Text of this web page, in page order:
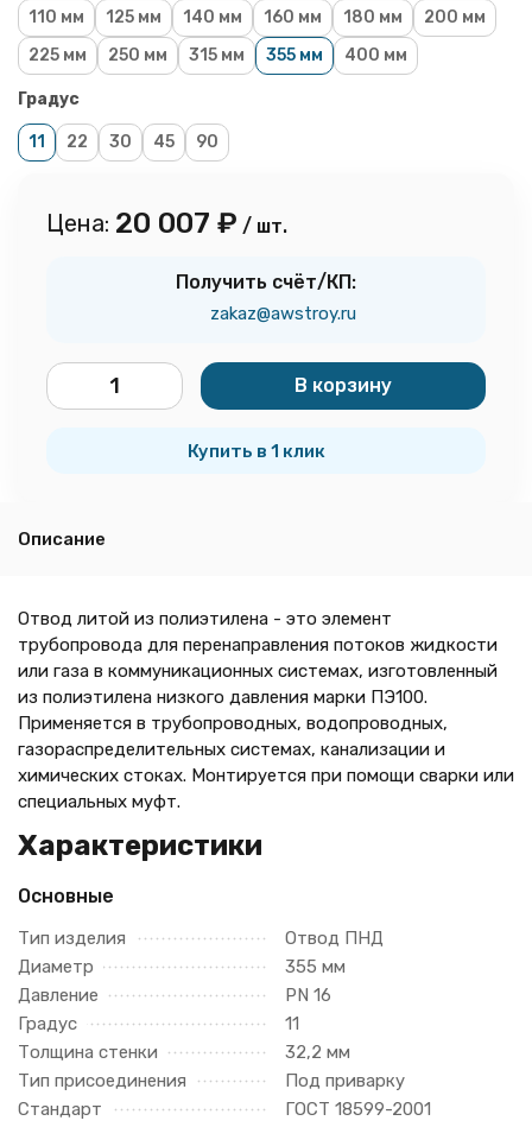
110 мм 125 мм 140 мм 160 мм 180 мм
200 мм
225 мм
250 мм 315 мм 355 мм 400 мм
Градус
11 22 30 45 90
Цена: 20 007 ₽ / шт.
Получить счёт/КП:
zakaz@awstroy.ru
В корзину
Купить в 1 клик
Описание
Отвод литой из полиэтилена - это элемент
трубопровода для перенаправления потоков жидкости
или газа в коммуникационных системах, изготовленный
из полиэтилена низкого давления марки ПЭ100.
Применяется в трубопроводных, водопроводных,
газораспределительных системах, канализации и
химических стоках. Монтируется при помощи сварки или
специальных муфт.
Характеристики
Основные
Тип изделия
Отвод ПНД
Диаметр
355 мм
Давление
PN 16
Градус
11
Толщина стенки
32,2 мм
Тип присоединения
Под приварку
Стандарт
ГОСТ 18599-2001